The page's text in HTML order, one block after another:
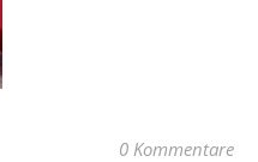
0 Kommentare